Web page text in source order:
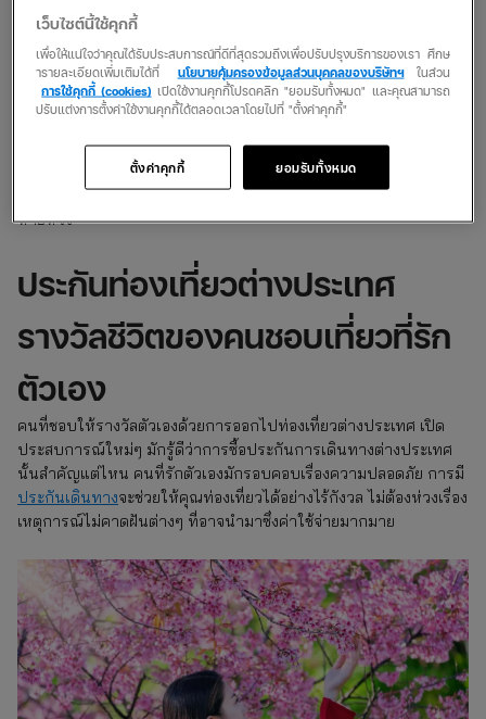
สักวันหนึ่งอยู่กับพวกเขา ทำกิจกรรมต่างๆ ร่วมกัน เป็นรางวัลชีวิตที่ได้
พลังบวกทั้งตัวเองและกับคนที่รักด้วย
7. ไปเที่ยวต่างประเทศเติมพลังดีๆ สักทริป
เรื่องเที่ยวต่างประเทศนี่นับเป็นความสุขของใครหลายๆ คน เป็นรางวัล
ชีวิตที่ยอดนิยมเลย เพราะเป็นเรื่องพิเศษมากๆ กับการที่จะตัดสินใจ
เดินทางไปเที่ยวในต่างแดนสักครั้งนับเป็นการชาร์ตพลังครั้งใหญ่และ
อย่าลืมเรื่องความปลอดภัย มีประกันเดินทางติดไปด้วยทุกครั้งสบายใจ
หายห่วง
ประกันท่องเที่ยวต่างประเทศ
รางวัลชีวิตของคนชอบเที่ยวที่รัก
ตัวเอง
คนที่ชอบให้รางวัลตัวเองด้วยการออกไปท่องเที่ยวต่างประเทศ เปิด
ประสบการณ์ใหม่ๆ มักรู้ดีว่าการซื้อประกันการเดินทางต่างประเทศ
นั้นสำคัญแต่ไหน คนที่รักตัวเองมักรอบคอบเรื่องความปลอดภัย การมี
ประกันเดินทางจะช่วยให้คุณท่องเที่ยวได้อย่างไร้กังวล ไม่ต้องห่วงเรื่อง
เหตุการณ์ไม่คาดฝันต่างๆ ที่อาจนำมาซึ่งค่าใช้จ่ายมากมาย
เว็บไซต์นี้ใช้คุกกี้
เพื่อให้แน่ใจว่าคุณได้รับประสบการณ์ที่ดีที่สุดรวมถึงเพื่อปรับปรุงบริการของเรา ศึกษ
ารายละเอียดเพิ่มเติมได้ที่
นโยบายคุ้มครองข้อมูลส่วนบุคคลของบริษัทฯในส่วน
การใช้คุกกี้ (cookies) เปิดใช้งานคุกกี้โปรดคลิก "ยอมรับทั้งหมด" และคุณสามารถ
ปรับแต่งการตั้งค่าใช้งานคุกกี้ได้ตลอดเวลาโดยไปที่ "ตั้งค่าคุกกี้"
ยอมรับทั้งหมด
ตั้งค่าคุกกี้